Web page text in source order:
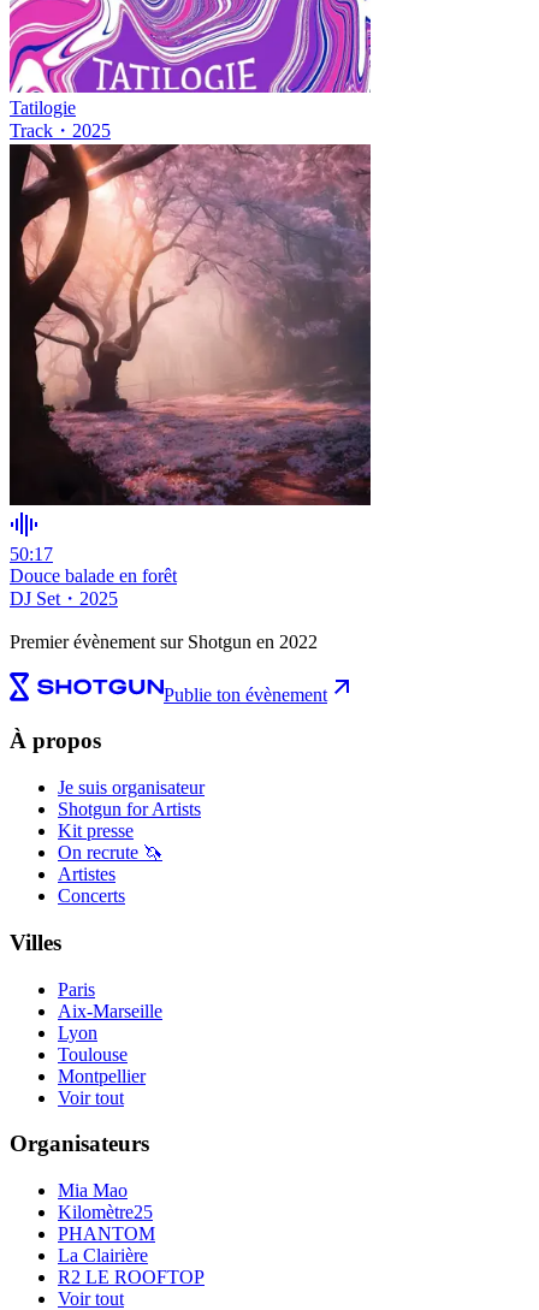
Tatilogie
Track ・ 2025
50:17
Douce balade en forêt
DJ Set ・ 2025
Premier évènement sur Shotgun en 2022
Publie ton évènement
À propos
Je suis organisateur
Shotgun for Artists
Kit presse
On recrute 🦄
Artistes
Concerts
Villes
Paris
Aix-Marseille
Lyon
Toulouse
Montpellier
Voir tout
Organisateurs
Mia Mao
Kilomètre25
PHANTOM
La Clairière
R2 LE ROOFTOP
Voir tout